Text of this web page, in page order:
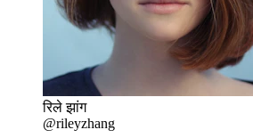
रिले झांग
@rileyzhang